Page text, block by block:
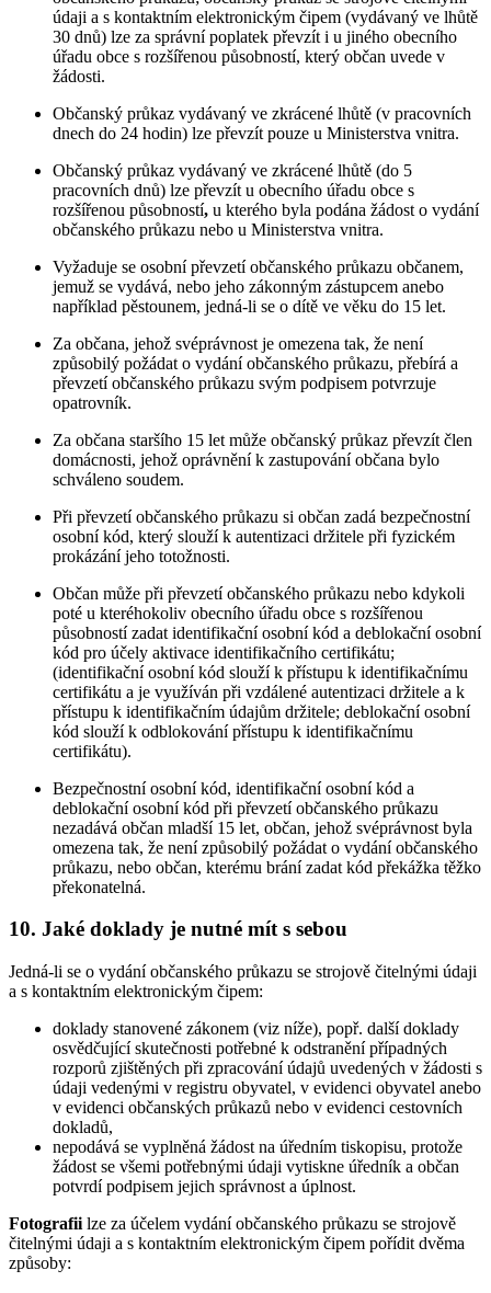
údaji a s kontaktním elektronickým čipem (vydávaný ve lhůtě
30 dnů) lze za správní poplatek převzít i u jiného obecního
úřadu obce s rozšířenou působností, který občan uvede v
žádosti.
Občanský průkaz vydávaný ve zkrácené lhůtě (v pracovních
dnech do 24 hodin) lze převzít pouze u Ministerstva vnitra.
Občanský průkaz vydávaný ve zkrácené lhůtě (do 5
pracovních dnů) lze převzít u obecního úřadu obce s
rozšířenou působností, u kterého byla podána žádost o vydání
občanského průkazu nebo u Ministerstva vnitra.
Vyžaduje se osobní převzetí občanského průkazu občanem,
jemuž se vydává, nebo jeho zákonným zástupcem anebo
například pěstounem, jedná-li se o dítě ve věku do 15 let.
Za občana, jehož svéprávnost je omezena tak, že není
způsobilý požádat o vydání občanského průkazu, přebírá a
převzetí občanského průkazu svým podpisem potvrzuje
opatrovník.
Za občana staršího 15 let může občanský průkaz převzít člen
domácnosti, jehož oprávnění k zastupování občana bylo
schváleno soudem.
Při převzetí občanského průkazu si občan zadá bezpečnostní
osobní kód, který slouží k autentizaci držitele při fyzickém
prokázání jeho totožnosti.
Občan může při převzetí občanského průkazu nebo kdykoli
poté u kteréhokoliv obecního úřadu obce s rozšířenou
působností zadat identifikační osobní kód a deblokační osobní
kód pro účely aktivace identifikačního certifikátu;
(identifikační osobní kód slouží k přístupu k identifikačnímu
certifikátu a je využíván při vzdálené autentizaci držitele a k
přístupu k identifikačním údajům držitele; deblokační osobní
kód slouží k odblokování přístupu k identifikačnímu
certifikátu).
Bezpečnostní osobní kód, identifikační osobní kód a
deblokační osobní kód při převzetí občanského průkazu
nezadává občan mladší 15 let, občan, jehož svéprávnost byla
omezena tak, že není způsobilý požádat o vydání občanského
průkazu, nebo občan, kterému brání zadat kód překážka těžko
překonatelná.
10. Jaké doklady je nutné mít s sebou
Jedná-li se o vydání občanského průkazu se strojově čitelnými údaji
a s kontaktním elektronickým čipem:
doklady stanovené zákonem (viz níže), popř. další doklady
osvědčující skutečnosti potřebné k odstranění případných
rozporů zjištěných při zpracování údajů uvedených v žádosti s
údaji vedenými v registru obyvatel, v evidenci obyvatel anebo
v evidenci občanských průkazů nebo v evidenci cestovních
dokladů,
nepodává se vyplněná žádost na úředním tiskopisu, protože
žádost se všemi potřebnými údaji vytiskne úředník a občan
potvrdí podpisem jejich správnost a úplnost.
Fotografii lze za účelem vydání občanského průkazu se strojově
čitelnými údaji a s kontaktním elektronickým čipem pořídit dvěma
způsoby: